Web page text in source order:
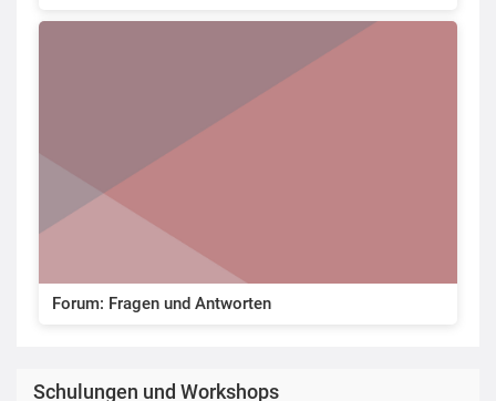
Forum: Fragen und Antworten
Schulungen und Workshops